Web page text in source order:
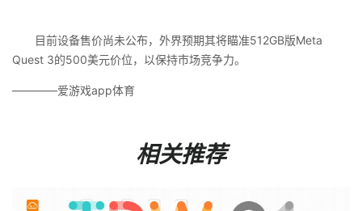
目前设备售价尚未公布，外界预期其将瞄准512GB版Meta
Quest 3的500美元价位，以保持市场竞争力。
————爱游戏app体育
相关推荐